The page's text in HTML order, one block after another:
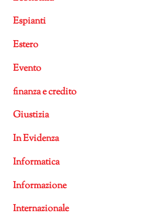
Espianti
Estero
Evento
finanza e credito
Giustizia
In Evidenza
Informatica
Informazione
Internazionale